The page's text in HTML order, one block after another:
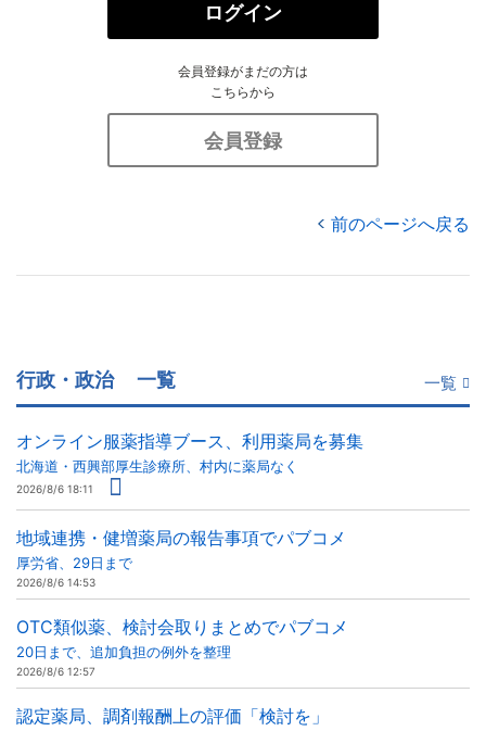
ログイン
会員登録がまだの方は
こちらから
会員登録
前のページへ戻る
行政・政治 一覧 一覧
オンライン服薬指導ブース、利用薬局を募集
北海道・西興部厚生診療所、村内に薬局なく
2026/8/6 18:11
地域連携・健増薬局の報告事項でパブコメ
厚労省、29日まで
2026/8/6 14:53
OTC類似薬、検討会取りまとめでパブコメ
20日まで、追加負担の例外を整理
2026/8/6 12:57
認定薬局、調剤報酬上の評価「検討を」